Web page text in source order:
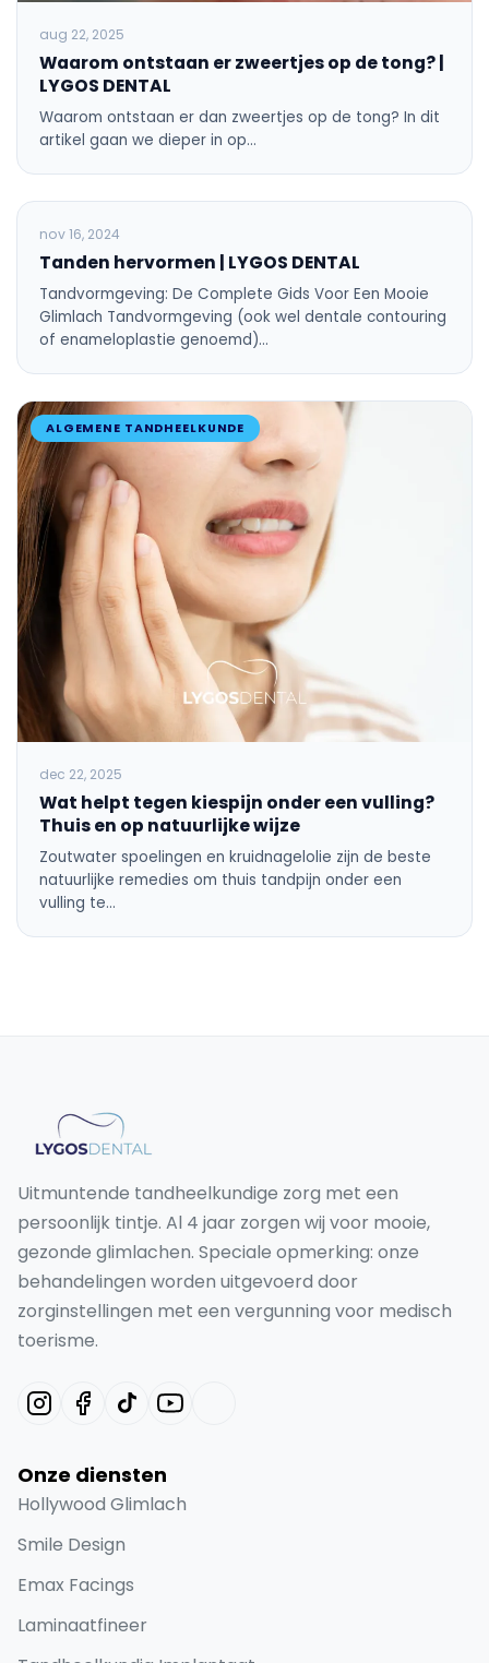
aug 22, 2025
Waarom ontstaan er zweertjes op de tong? |
LYGOS DENTAL
Waarom ontstaan er dan zweertjes op de tong? In dit
artikel gaan we dieper in op…
ALGEMENE TANDHEELKUNDE
nov 16, 2024
Tanden hervormen | LYGOS DENTAL
Tandvormgeving: De Complete Gids Voor Een Mooie
Glimlach Tandvormgeving (ook wel dentale contouring
of enameloplastie genoemd)…
ALGEMENE TANDHEELKUNDE
dec 22, 2025
Wat helpt tegen kiespijn onder een vulling?
Thuis en op natuurlijke wijze
Zoutwater spoelingen en kruidnagelolie zijn de beste
natuurlijke remedies om thuis tandpijn onder een
vulling te…
Uitmuntende tandheelkundige zorg met een
persoonlijk tintje. Al 4 jaar zorgen wij voor mooie,
gezonde glimlachen. Speciale opmerking: onze
behandelingen worden uitgevoerd door
zorginstellingen met een vergunning voor medisch
toerisme.
Onze diensten
Hollywood Glimlach
Smile Design
Emax Facings
Laminaatfineer